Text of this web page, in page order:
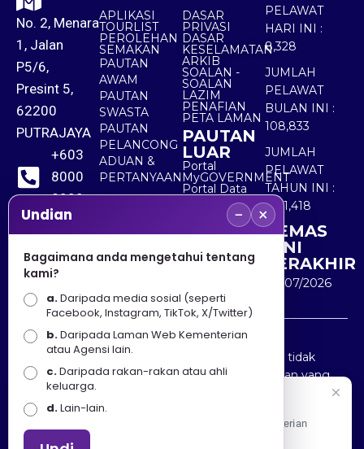
No. 2, Menara
1, Jalan
P5/6,
Presint 5,
62200
PUTRAJAYA
+603
8000
8000
+603
8891
7100
APLIKASI
TOURLIST
PEROLEHAN
SEMAKAN
PAUTAN
AWAM
PAUTAN
SWASTA
PAUTAN
PELANCONG
ADUAN &
PERTANYAAN
DASAR
PRIVASI
DASAR
KESELAMATAN
ARKIB
SOALAN -
SOALAN
LAZIM
PENAFIAN
PETA LAMAN
PAUTAN
LUAR
Portal
MyGOVERNMENT
Portal Data
Terbuka
Sektor Awam
PELAWAT
HARI INI :
8,328
JUMLAH
PELAWAT
BULAN INI :
108,833
JUMLAH
PELAWAT
TAHUN INI :
5,511,418
KEMAS
KINI
TERAKHIR
30/07/2026
Penafian : Kerajaan Malaysia dan Kementerian
Pelancongan Seni dan Budaya (MOTAC) adalah tidak
bertanggungjawab atas kehilangan atau kerugian yang
disebabkan oleh penggunaan mana-mana maklumat
yang diperolehi dari portal ini.
Undian − ×
Bagaimana anda mengetahui tentang
kami?
a.Daripada media sosial (seperti
Facebook, Instagram, TikTok, X/Twitter)
b.Daripada Laman Web Kementerian
atau Agensi lain.
c.Daripada rakan-rakan atau ahli
keluarga.
d.Lain-lain.
Apa Khabar! Selamat datang ke Portal Rasmi Kementerian
Pelancongan, Seni dan Budaya